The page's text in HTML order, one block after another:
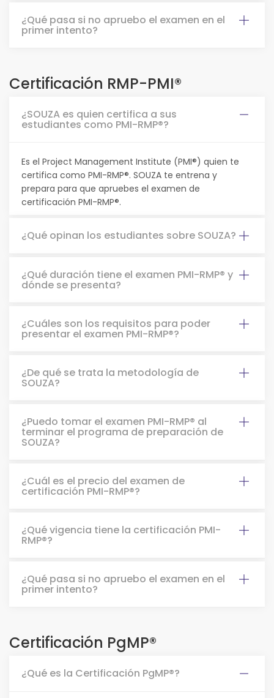
¿Qué pasa si no apruebo el examen en el
primer intento?
Certificación RMP-PMI®
¿SOUZA es quien certifica a sus
estudiantes como PMI-RMP®?
Es el Project Management Institute (PMI®) quien te
certifica como PMI-RMP®. SOUZA te entrena y
prepara para que apruebes el examen de
certificación PMI-RMP®.
¿Qué opinan los estudiantes sobre SOUZA?
¿Qué duración tiene el examen PMI-RMP® y
dónde se presenta?
¿Cuáles son los requisitos para poder
presentar el examen PMI-RMP®?
¿De qué se trata la metodología de
SOUZA?
¿Puedo tomar el examen PMI-RMP® al
terminar el programa de preparación de
SOUZA?
¿Cuál es el precio del examen de
certificación PMI-RMP®️?
¿Qué vigencia tiene la certificación PMI-
RMP®?
¿Qué pasa si no apruebo el examen en el
primer intento?
Certificación PgMP®
¿Qué es la Certificación PgMP®?